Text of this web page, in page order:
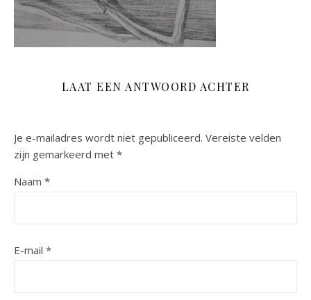
LAAT EEN ANTWOORD ACHTER
Je e-mailadres wordt niet gepubliceerd. Vereiste velden
zijn gemarkeerd met *
Naam *
E-mail *